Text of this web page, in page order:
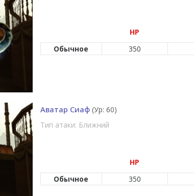
HP
Обычное
350
Аватар Сиаф (Ур: 60)
Тип атаки: Ближний
HP
Обычное
350